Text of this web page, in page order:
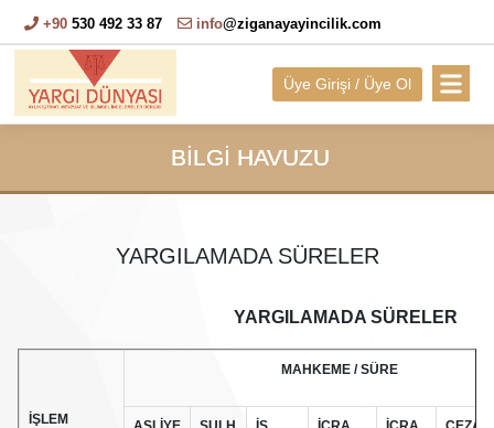
+90 530 492 33 87 info@ziganayayincilik.com
Üye Girişi / Üye Ol
BİLGİ HAVUZU
YARGILAMADA SÜRELER
YARGILAMADA SÜRELER
İŞLEM
MAHKEME / SÜRE